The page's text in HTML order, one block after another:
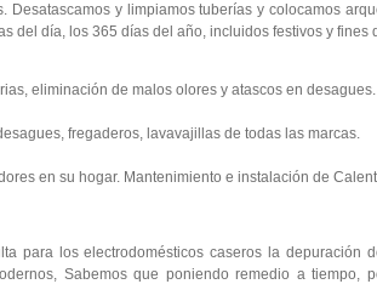
Desatascamos y limpiamos tuberías y colocamos
del día, los 365 días del año, incluidos festivos y fines
eliminación de malos olores y atascos en desagues.
fregaderos, lavavajillas de todas las marcas.
en su hogar. Mantenimiento e instalación de
para los electrodomésticos caseros la depuración
Sabemos que poniendo remedio a tiempo,